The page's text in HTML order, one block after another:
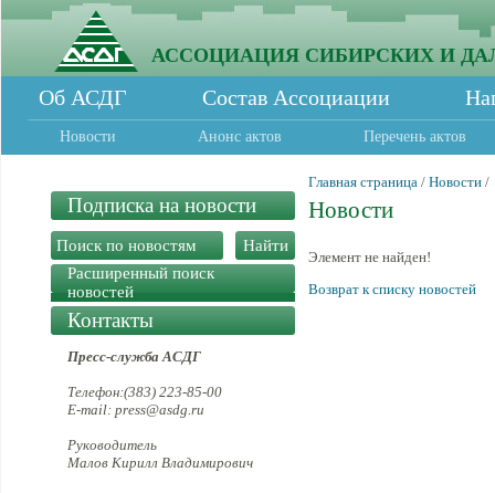
АССОЦИАЦИЯ СИБИРСКИХ И
Об АСДГ Состав Ассоциации
Новости Анонс актов Перечень актов
Подписка на новости
Расширенный поиск
новостей
Контакты
Пресс-служба АСДГ
Телефон:(383) 223-85-00
E-mail: press@asdg.ru
Руководитель
Малов Кирилл Владимирович
Главная страница / Новости /
Новости
Элемент не найден!
Возврат к списку новостей